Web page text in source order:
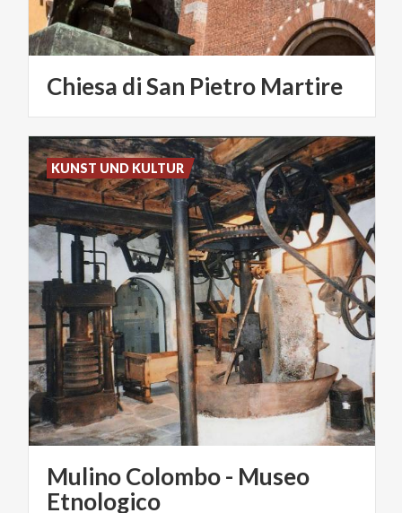
Chiesa diSan Pietro Martire
Mulino Colombo - Museo
Etnologico
KUNST UND KULTUR